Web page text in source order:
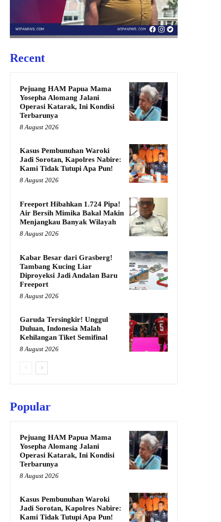
Recent
Pejuang HAM Papua Mama
Yosepha Alomang Jalani
Operasi Katarak, Ini Kondisi
Terbarunya
8 August 2026
Kasus Pembunuhan Waroki
Jadi Sorotan, Kapolres Nabire:
Kami Tidak Tutupi Apa Pun!
8 August 2026
Freeport Hibahkan 1.724 Pipa!
Air Bersih Mimika Bakal Makin
Menjangkau Banyak Wilayah
8 August 2026
Kabar Besar dari Grasberg!
Tambang Kucing Liar
Diproyeksi Jadi Andalan Baru
Freeport
8 August 2026
Garuda Tersingkir! Unggul
Duluan, Indonesia Malah
Kehilangan Tiket Semifinal
8 August 2026
Popular
Pejuang HAM Papua Mama
Yosepha Alomang Jalani
Operasi Katarak, Ini Kondisi
Terbarunya
8 August 2026
Kasus Pembunuhan Waroki
Jadi Sorotan, Kapolres Nabire:
Kami Tidak Tutupi Apa Pun!